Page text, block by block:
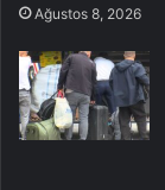
Ağustos 8, 2026